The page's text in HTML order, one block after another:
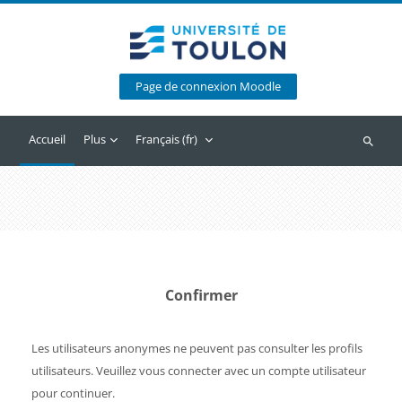
Page de connexion Moodle
Accueil Plus Français ‎(fr)‎
Confirmer
Les utilisateurs anonymes ne peuvent pas consulter les profils
utilisateurs. Veuillez vous connecter avec un compte utilisateur
pour continuer.